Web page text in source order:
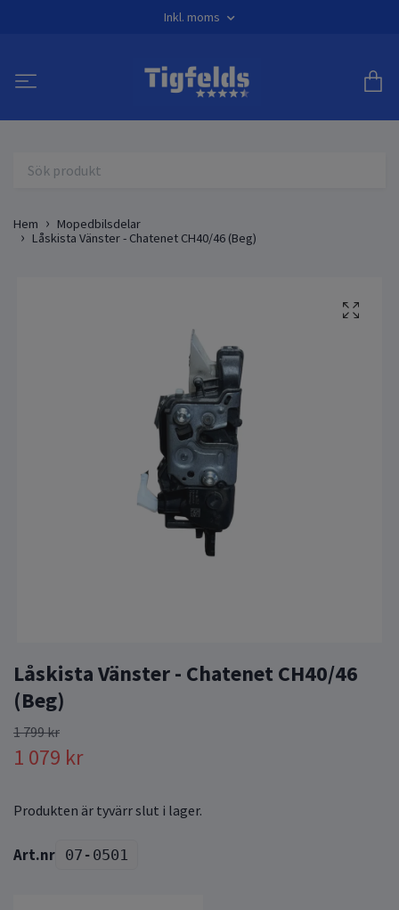
Inkl. moms
Hem
Mopedbilsdelar
Låskista Vänster - Chatenet CH40/46 (Beg)
Låskista Vänster - Chatenet CH40/46
(Beg)
1 799 kr
1 079 kr
Produkten är tyvärr slut i lager.
07-0501